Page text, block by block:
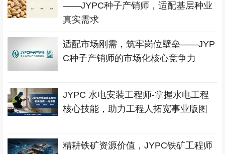
——JYPC种子产销师，适配基层种业
真实需求
适配市场刚需，筑牢岗位壁垒——JYP
C种子产销师的市场化核心竞争力
JYPC 水电安装工程师-掌握水电工程
核心技能，助力工程人拓宽事业版图
精耕铁矿资源价值，JYPC铁矿工程师